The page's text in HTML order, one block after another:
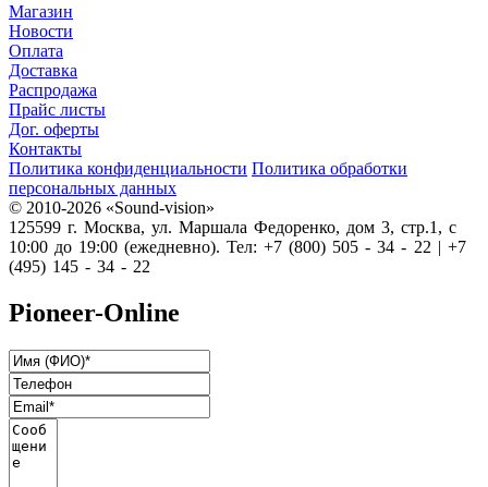
Магазин
Новости
Оплата
Доставка
Распродажа
Прайс листы
Дог. оферты
Контакты
Политика конфиденциальности Политика обработки
персональных данных
© 2010-2026 «Sound-vision»
125599 г. Москва, ул. Маршала Федоренко, дом 3, стр.1, с
10:00 до 19:00 (ежедневно). Тел: +7 (800) 505 - 34 - 22 | +7
(495) 145 - 34 - 22
Pioneer-Online